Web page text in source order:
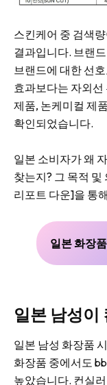
스킨케어 중 검색
결과입니다. 브랜
브랜드에 대한 선
효과보다는 자외
제품, 논케미컬 제
확인되었습니다.
일본 소비자가 왜
찾는지? 그 목적
리포트 다운]을 통
일본 화장
일본 남성이
일본 남성 화장품
화장품 중에서도
높았습니다. 컨실